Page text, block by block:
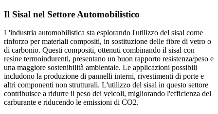
Il Sisal nel Settore Automobilistico
L'industria automobilistica sta esplorando l'utilizzo del sisal come
rinforzo per materiali compositi, in sostituzione delle fibre di vetro o
di carbonio. Questi compositi, ottenuti combinando il sisal con
resine termoindurenti, presentano un buon rapporto resistenza/peso e
una maggiore sostenibilità ambientale. Le applicazioni possibili
includono la produzione di pannelli interni, rivestimenti di porte e
altri componenti non strutturali. L'utilizzo del sisal in questo settore
contribuisce a ridurre il peso dei veicoli, migliorando l'efficienza del
carburante e riducendo le emissioni di CO2.